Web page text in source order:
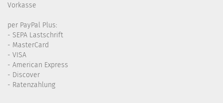
Vorkasse
per PayPal Plus:
- SEPA Lastschrift
- MasterCard
- VISA
- American Express
- Discover
- Ratenzahlung